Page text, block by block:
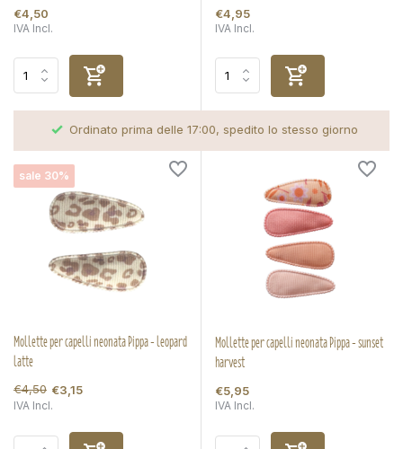
€4,50
IVA Incl.
€4,95
IVA Incl.
Ordinato prima delle 17:00, spedito lo stesso giorno
sale 30%
Mollette per capelli neonata Pippa - leopard
latte
€4,50 €3,15
IVA Incl.
Mollette per capelli neonata Pippa - sunset
harvest
€5,95
IVA Incl.